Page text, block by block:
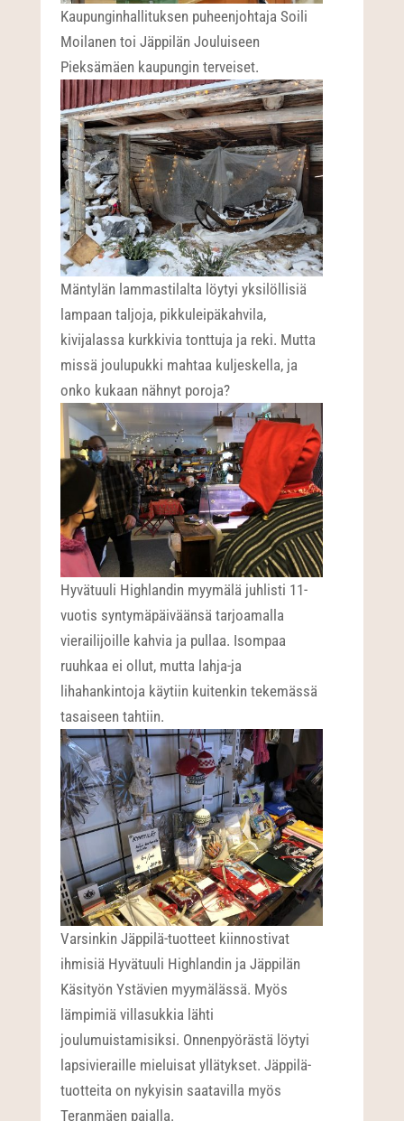
Kaupunginhallituksen puheenjohtaja Soili
Moilanen toi Jäppilän Jouluiseen
Pieksämäen kaupungin terveiset.
Mäntylän lammastilalta löytyi yksilöllisiä
lampaan taljoja, pikkuleipäkahvila,
kivijalassa kurkkivia tonttuja ja reki. Mutta
missä joulupukki mahtaa kuljeskella, ja
onko kukaan nähnyt poroja?
Hyvätuuli Highlandin myymälä juhlisti 11-
vuotis syntymäpäiväänsä tarjoamalla
vierailijoille kahvia ja pullaa. Isompaa
ruuhkaa ei ollut, mutta lahja-ja
lihahankintoja käytiin kuitenkin tekemässä
tasaiseen tahtiin.
Varsinkin Jäppilä-tuotteet kiinnostivat
ihmisiä Hyvätuuli Highlandin ja Jäppilän
Käsityön Ystävien myymälässä. Myös
lämpimiä villasukkia lähti
joulumuistamisiksi. Onnenpyörästä löytyi
lapsivieraille mieluisat yllätykset. Jäppilä-
tuotteita on nykyisin saatavilla myös
Teranmäen pajalla.